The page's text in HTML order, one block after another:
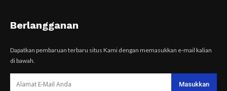
Berlangganan
Dapatkan pembaruan terbaru situs Kami dengan memasukkan e-mail kalian
di bawah.